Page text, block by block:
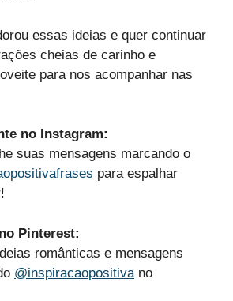
essas ideias e quer continuar
cheias de carinho e
para nos acompanhar nas
no Instagram:
suas mensagens marcando o
para espalhar
Pinterest:
românticas e mensagens
@inspiracaopositivano